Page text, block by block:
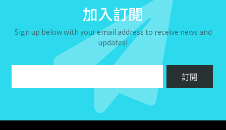
加入訂閱
Sign up below with your email address to receive news and
updates!